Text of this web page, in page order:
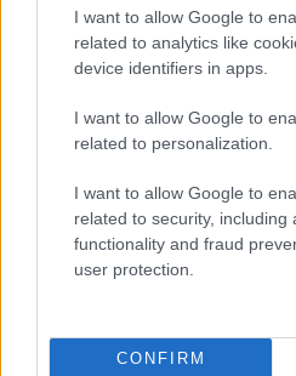
I want to allow Google to
related to analytics like
device identifiers in apps.
I want to allow Google to
related to personalization.
I want to allow Google to
related to security, including
functionality and fraud
user protection.
CONFIRM
SNCASE SE.5000
μαχητικό που…
Litening: Η